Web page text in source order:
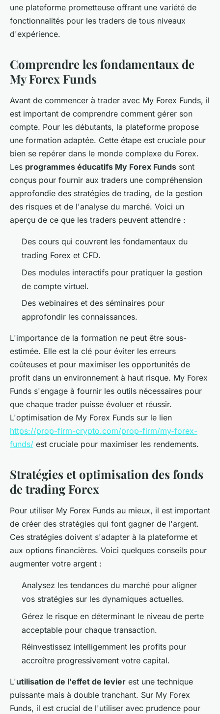
une plateforme prometteuse offrant une variété de
fonctionnalités pour les traders de tous niveaux
d'expérience.
Comprendre les fondamentaux de
My Forex Funds
Avant de commencer à trader avec My Forex Funds, il
est important de comprendre comment gérer son
compte. Pour les débutants, la plateforme propose
une formation adaptée. Cette étape est cruciale pour
bien se repérer dans le monde complexe du Forex.
Les programmes éducatifs My Forex Funds sont
conçus pour fournir aux traders une compréhension
approfondie des stratégies de trading, de la gestion
des risques et de l'analyse du marché. Voici un
aperçu de ce que les traders peuvent attendre :
Des cours qui couvrent les fondamentaux du
trading Forex et CFD.
Des modules interactifs pour pratiquer la gestion
de compte virtuel.
Des webinaires et des séminaires pour
approfondir les connaissances.
L'importance de la formation ne peut être sous-
estimée. Elle est la clé pour éviter les erreurs
coûteuses et pour maximiser les opportunités de
profit dans un environnement à haut risque. My Forex
Funds s'engage à fournir les outils nécessaires pour
que chaque trader puisse évoluer et réussir.
L'optimisation de My Forex Funds sur le lien
https://prop-firm-crypto.com/prop-firm/my-forex-
funds/ est cruciale pour maximiser les rendements.
Stratégies et optimisation des fonds
de trading Forex
Pour utiliser My Forex Funds au mieux, il est important
de créer des stratégies qui font gagner de l'argent.
Ces stratégies doivent s'adapter à la plateforme et
aux options financières. Voici quelques conseils pour
augmenter votre argent :
Analysez les tendances du marché pour aligner
vos stratégies sur les dynamiques actuelles.
Gérez le risque en déterminant le niveau de perte
acceptable pour chaque transaction.
Réinvestissez intelligemment les profits pour
accroître progressivement votre capital.
L'utilisation de l'effet de levier est une technique
puissante mais à double tranchant. Sur My Forex
Funds, il est crucial de l'utiliser avec prudence pour